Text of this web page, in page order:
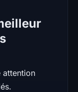
attention